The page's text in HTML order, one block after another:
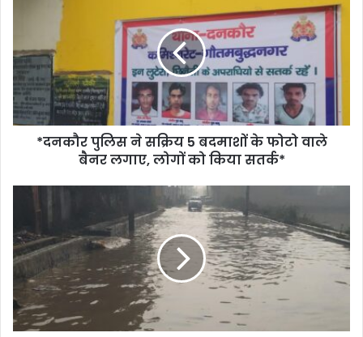
*दनकौर पुलिस ने सक्रिय 5 बदमाशों के फोटो वाले
बैनर लगाए, लोगों को किया सतर्क*